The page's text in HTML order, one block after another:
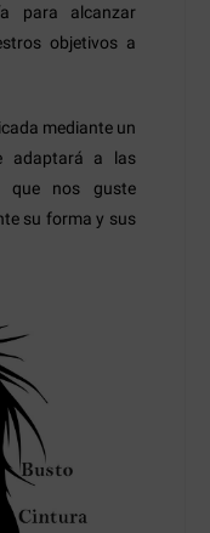
para alcanzar
objetivos a
mediante un
adaptará a las
que nos guste
su forma y sus